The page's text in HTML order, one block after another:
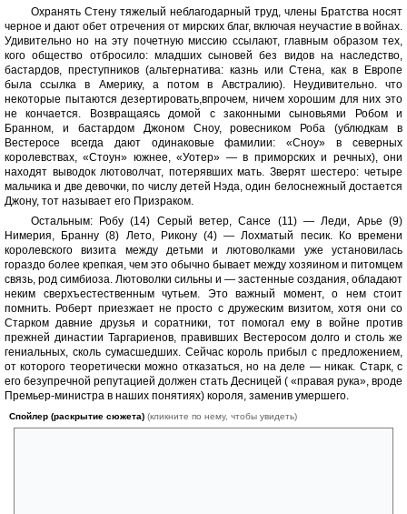
Охранять Стену тяжелый неблагодарный труд, члены Братства носят
черное и дают обет отречения от мирских благ, включая неучастие в войнах.
Удивительно но на эту почетную миссию ссылают, главным образом тех,
кого общество отбросило: младших сыновей без видов на наследство,
бастардов, преступников (альтернатива: казнь или Стена, как в Европе
была ссылка в Америку, а потом в Австралию). Неудивительно. что
некоторые пытаются дезертировать,впрочем, ничем хорошим для них это
не кончается. Возвращаясь домой с законными сыновьями Робом и
Бранном, и бастардом Джоном Сноу, ровесником Роба (ублюдкам в
Вестеросе всегда дают одинаковые фамилии: «Сноу» в северных
королевствах, «Стоун» южнее, «Уотер» — в приморских и речных), они
находят выводок лютоволчат, потерявших мать. Зверят шестеро: четыре
мальчика и две девочки, по числу детей Нэда, один белоснежный достается
Джону, тот называет его Призраком.
Остальным: Робу (14) Серый ветер, Сансе (11) — Леди, Арье (9)
Нимерия, Бранну (8) Лето, Рикону (4) — Лохматый песик. Ко времени
королевского визита между детьми и лютоволками уже установилась
гораздо более крепкая, чем это обычно бывает между хозяином и питомцем
связь, род симбиоза. Лютоволки сильны и — застенные создания, обладают
неким сверхъестественным чутьем. Это важный момент, о нем стоит
помнить. Роберт приезжает не просто с дружеским визитом, хотя они со
Старком давние друзья и соратники, тот помогал ему в войне против
прежней династии Таргариенов, правивших Вестеросом долго и столь же
гениальных, сколь сумасшедших. Сейчас король прибыл с предложением,
от которого теоретически можно отказаться, но на деле — никак. Старк, с
его безупречной репутацией должен стать Десницей ( «правая рука», вроде
Премьер-министра в наших понятиях) короля, заменив умершего.
Спойлер (раскрытие сюжета) (кликните по нему, чтобы увидеть)